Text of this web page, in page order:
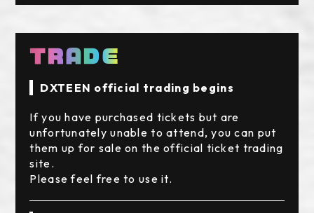
TRADE
DXTEEN official trading begins
If you have purchased tickets but are
unfortunately unable to attend, you can put
them up for sale on the official ticket trading
site.
Please feel free to use it.